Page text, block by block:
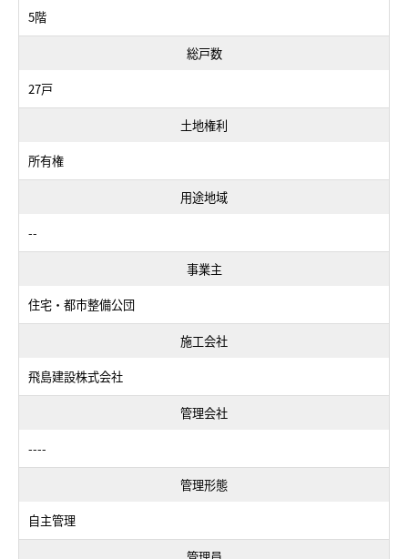
5階
総戸数
27戸
土地権利
所有権
用途地域
--
事業主
住宅・都市整備公団
施工会社
飛島建設株式会社
管理会社
----
管理形態
自主管理